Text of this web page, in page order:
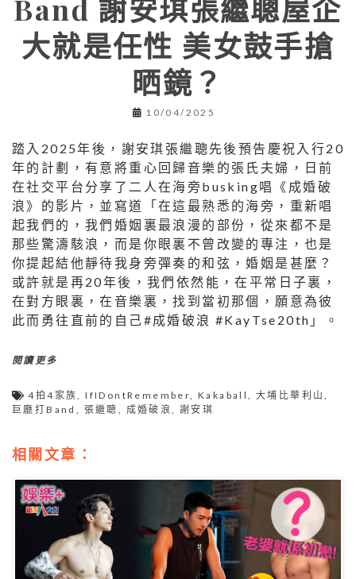
Band 謝安琪張繼聰屋企
大就是任性 美女鼓手搶
晒鏡？
10/04/2025
踏入2025年後，謝安琪張繼聰先後預告慶祝入行20
年的計劃，有意將重心回歸音樂的張氏夫婦，日前
在社交平台分享了二人在海旁busking唱《成婚破
浪》的影片，並寫道「在這最熟悉的海旁，重新唱
起我們的，我們婚姻裏最浪漫的部份，從來都不是
那些驚濤駭浪，而是你眼裏不曾改變的專注，也是
你提起結他靜待我身旁彈奏的和弦，婚姻是甚麼？
或許就是再20年後，我們依然能，在平常日子裏，
在對方眼裏，在音樂裏，找到當初那個，願意為彼
此而勇往直前的自己#成婚破浪 #KayTse20th」。
閱讀更多
4拍4家族,IfIDontRemember,Kakaball,大埔比華利山,
巨廳打Band , 張繼聰 , 成婚破浪,謝安琪
相關文章：